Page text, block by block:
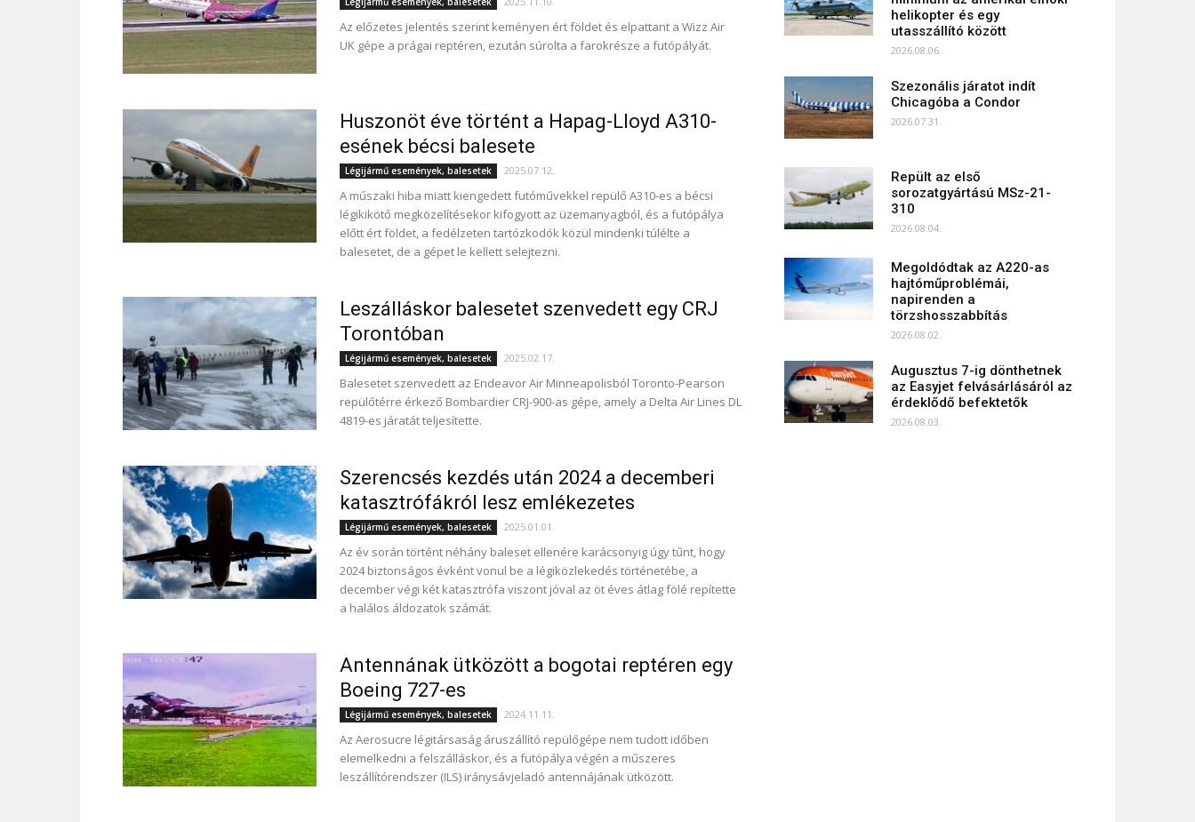
Az előzetes jelentés szerint keményen ért földet és elpattant a Wizz Air
UK gépe a prágai reptéren, ezután súrolta a farokrésze a futópályát.
Huszonöt éve történt a Hapag-Lloyd A310-
esének bécsi balesete
Légijármű események, balesetek 2025.07.12.
A műszaki hiba miatt kiengedett futóművekkel repülő A310-es a bécsi
légikikötő megközelítésekor kifogyott az üzemanyagból, és a futópálya
előtt ért földet, a fedélzeten tartózkodók közül mindenki túlélte a
balesetet, de a gépet le kellett selejtezni.
Leszálláskor balesetet szenvedett egy CRJ
Torontóban
Légijármű események, balesetek 2025.02.17.
Balesetet szenvedett az Endeavor Air Minneapolisból Toronto-Pearson
repülőtérre érkező Bombardier CRJ-900-as gépe, amely a Delta Air Lines DL
4819-es járatát teljesítette.
Szerencsés kezdés után 2024 a decemberi
katasztrófákról lesz emlékezetes
Légijármű események, balesetek 2025.01.01.
Az év során történt néhány baleset ellenére karácsonyig úgy tűnt, hogy
2024 biztonságos évként vonul be a légiközlekedés történetébe, a
december végi két katasztrófa viszont jóval az öt éves átlag fölé repítette
a halálos áldozatok számát.
Antennának ütközött a bogotai reptéren egy
Boeing 727-es
Légijármű események, balesetek 2024.11.11.
Az Aerosucre légitársaság áruszállító repülőgépe nem tudott időben
elemelkedni a felszálláskor, és a futópálya végén a műszeres
leszállítórendszer (ILS) iránysávjeladó antennájának ütközött.
helikopter és egy
utasszállító között
2026.08.06.
Szezonális járatot indít
Chicagóba a Condor
2026.07.31.
Repült az első
sorozatgyártású MSz-21-
310
2026.08.04.
Megoldódtak az A220-as
hajtóműproblémái,
napirenden a
törzshosszabbítás
2026.08.02.
Augusztus 7-ig dönthetnek
az Easyjet felvásárlásáról az
érdeklődő befektetők
2026.08.03.